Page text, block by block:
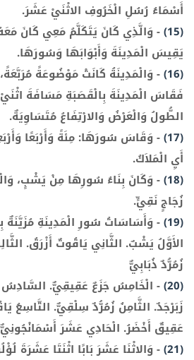
أَسْمَاءُ رُسُلِ الْخَرُوفِ الاثْنَيْ عَشَرَ.
(15)
- وَالَّذِي كَانَ يَتَكَلَّمُ مَعِي كَانَ
يَقِيسَ الْمَدِينَةَ وَأَبْوَابَهَا وَسُورَهَا.
(16)
- وَالْمَدِينَةُ كَانَتْ مَوْضُوعَةً
فَقَاسَ الْمَدِينَةَ بِالْقَصَبَةِ مَسَافَةَ
الطُّولُ وَالْعَرْضُ وَالارْتِفَاعُ مُتَسَاوِيَةٌ.
(17)
- وَقَاسَ سُورَهَا: مِئَةً وَأَرْبَعًا
أَيِ الْمَلاَكُ.
(18)
- وَكَانَ بِنَاءُ سُورِهَا مِنْ يَشْبٍ،
زُجَاجٍ نَقِيٍّ.
(19)
- وَأَسَاسَاتُ سُورِ الْمَدِينَةِ
الأَوَّلُ يَشْبٌ. الثَّانِي يَاقُوتٌ أَزْرَقُ.
زُمُرُّدٌ ذُبَابِيٌّ
(20)
- الْخَامِسُ جَزَعٌ عَقِيقِيٌّ. السَّادِسُ
زَبَرْجَدٌ. الثَّامِنُ زُمُرُّدٌ سِلْقِيٌّ. التَّاسِعُ
عَقِيقٌ أَخْضَرُ. الْحَادِي عَشَرَ
(21)
- وَالاثْنَا عَشَرَ بَابًا اثْنَتَا عَشَرَةَ